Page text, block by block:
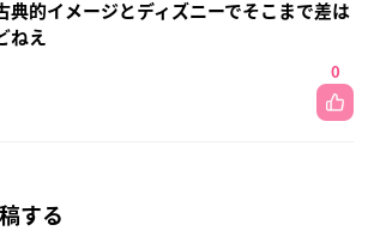
的イメージとディズニーでそこまで差は
ねえ
0
する